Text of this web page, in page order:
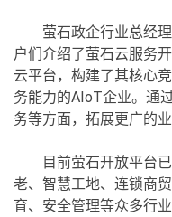
萤石政企行业总经
户们介绍了萤石云服务
云平台，构建了其核心
务能力的AIoT企业。通
务等方面，拓展更广的业
目前萤石开放平台
老、智慧工地、连锁商
育、安全管理等众多行